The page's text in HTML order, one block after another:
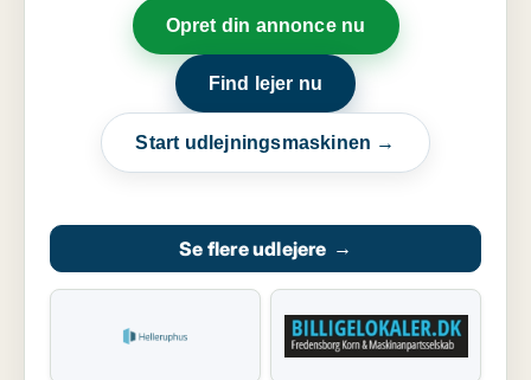
Opret din annonce nu
Find lejer nu
Start udlejningsmaskinen →
Se flere udlejere →